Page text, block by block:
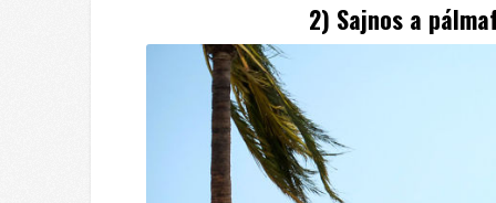
2) Sajnos a